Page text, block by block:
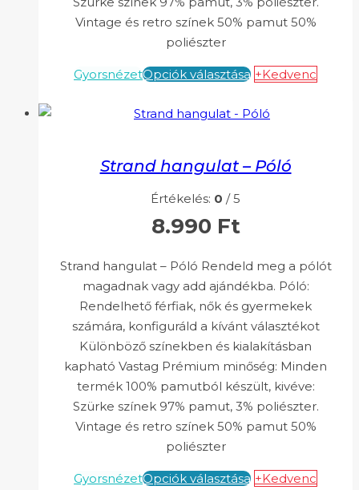
Vintage és retro színek 50% pamut 50%
poliészter
GyorsnézetOpciók választása +Kedvenc
Strand hangulat – Póló
Értékelés: 0 / 5
8.990 Ft
Strand hangulat – Póló Rendeld meg a pólót
magadnak vagy add ajándékba. Póló:
Rendelhető férfiak, nők és gyermekek
számára, konfiguráld a kívánt választékot
Különböző színekben és kialakításban
kapható Vastag Prémium minőség: Minden
termék 100% pamutból készült, kivéve:
Szürke színek 97% pamut, 3% poliészter.
Vintage és retro színek 50% pamut 50%
poliészter
GyorsnézetOpciók választása +Kedvenc